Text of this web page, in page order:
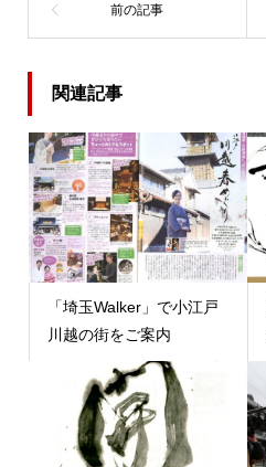
関連記事
「埼玉Walker」で小江戸
川越の街をご案内